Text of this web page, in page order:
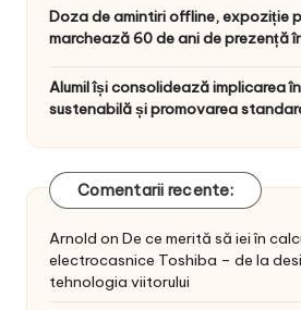
Doza de amintiri offline, expoziție
marchează 60 de ani de prezență
Alumil își consolidează implicarea
sustenabilă și promovarea
Comentarii recente:
Arnold on De ce merită să iei în
electrocasnice Toshiba – de la
tehnologia viitorului